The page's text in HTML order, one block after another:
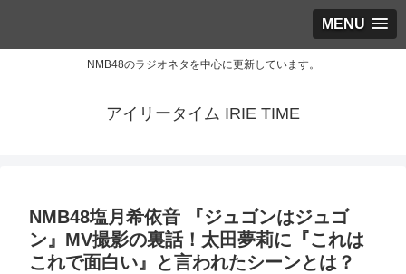
MENU
NMB48のラジオネタを中心に更新しています。
アイリータイム IRIE TIME
NMB48塩月希依音 『ジュゴンはジュゴ
ン』MV撮影の裏話！太田夢莉に『これは
これで面白い』と言われたシーンとは？